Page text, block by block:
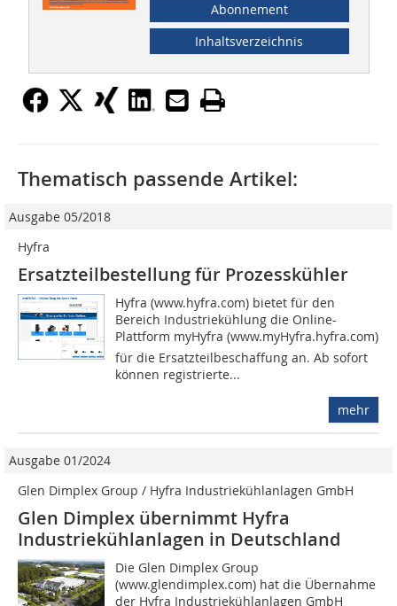
Abonnement
Inhaltsverzeichnis
Thematisch passende Artikel:
Ausgabe 05/2018
Hyfra
Ersatzteilbestellung für Prozesskühler
Hyfra (www.hyfra.com) bietet für den
Bereich Industriekühlung die Online-
Plattform myHyfra (www.myHyfra.hyfra.com)
für die Ersatzteilbeschaffung an. Ab sofort
können registrierte...
mehr
Ausgabe 01/2024
Glen Dimplex Group / Hyfra Industriekühlanlagen GmbH
Glen Dimplex übernimmt Hyfra
Industriekühlanlagen in Deutschland
Die Glen Dimplex Group
(www.glendimplex.com) hat die Übernahme
der Hyfra Industriekühlanlagen GmbH